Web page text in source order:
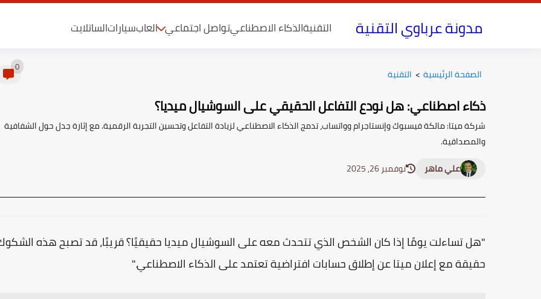
مدونة عرباوي التقنية التقنيةالذكاء الاصطناعيتواصل اجتماعي العابسياراتالساتلايت
الصفحة الرئيسية > التقنية 0
ذكاء اصطناعي: هل نودع التفاعل الحقيقي على السوشيال ميديا؟
شركة ميتا: مالكة فيسبوك وإنستاجرام وواتساب، تدمج الذكاء الاصطناعي لزيادة التفاعل وتحسين التجربة الرقمية. مع إثارة جدل حول الشفافية
والمصداقية.
علي ماهر
نوفمبر 26, 2025
"هل تساءلت يومًا إذا كان الشخص الذي تتحدث معه على السوشيال ميديا حقيقيًا؟ قريبًا، قد تصبح هذه
حقيقة مع إعلان ميتا عن إطلاق حسابات افتراضية تعتمد على الذكاء الاصطناعي."